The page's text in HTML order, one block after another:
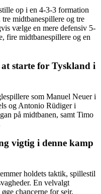
op i en 4-3-3 formation
midtbanespillere og tre
vælge en mere defensiv 5-
fire midtbanespillere og en
starte for Tyskland i
som Manuel Neuer i
og Antonio Rüdiger i
på midtbanen, samt Timo
vigtig i denne kamp
holdets taktik, spillestil
En velvalgt
chancerne for sejr.